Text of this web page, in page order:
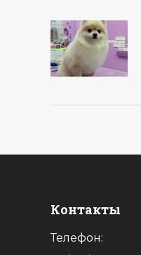
Контакты
Телефон: